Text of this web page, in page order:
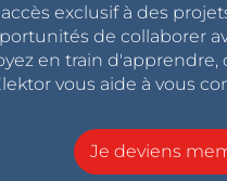
exclusif à des
de collaborer
en train
vous aide à vous
Je deviens